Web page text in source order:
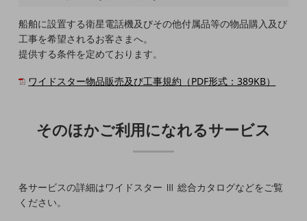
モバイルTOP
法人向けスマホ・携帯に関する、
おすすめの機種、料金やサービスをご紹介
製品TOP
タフネススマートフォン
ドコモケータイ
5G対応ホームルーター
船舶に設置する衛星電話機及びその他付属品等の物品購入及び
工事を希望されるお客さまへ。
提供する条件を定めております。
ワイドスター物品販売及び工事規約（PDF形式：389KB）
そのほかご利用になれるサービス
各サービスの詳細はワイドスター Ⅲ 総合カタログなどをご覧
ください。